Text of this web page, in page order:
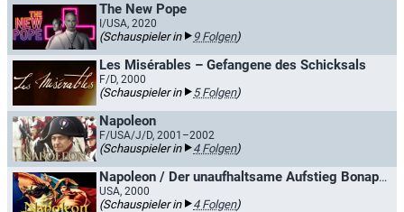
The New Pope
I/USA, 2020
(Schauspieler in 9 Folgen)
Les Misérables – Gefangene des Schicksals
F/D, 2000
(Schauspieler in 5 Folgen)
Napoleon
F/USA/J/D, 2001–2002
(Schauspieler in 4 Folgen)
Napoleon / Der unaufhaltsame Aufstieg Bonapartes
USA, 2000
(Schauspieler in 4 Folgen)